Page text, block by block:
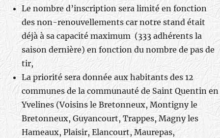
Le nombre d’inscription sera limité en fonction
des non-renouvellements car notre stand était
déjà à sa capacité maximum (333 adhérents la
saison dernière) en fonction du nombre de pas de
tir,
La priorité sera donnée aux habitants des 12
communes de la communauté de Saint Quentin en
Yvelines (Voisins le Bretonneux, Montigny le
Bretonneux, Guyancourt, Trappes, Magny les
Hameaux, Plaisir, Elancourt, Maurepas,